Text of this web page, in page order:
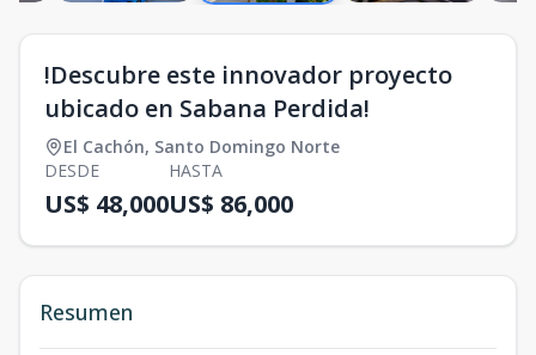
!Descubre este innovador proyecto
ubicado en Sabana Perdida!
El Cachón, Santo Domingo Norte
DESDE
US$ 48,000
HASTA
US$ 86,000
Resumen